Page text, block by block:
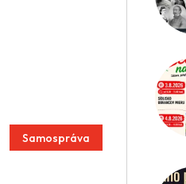
Samospráva